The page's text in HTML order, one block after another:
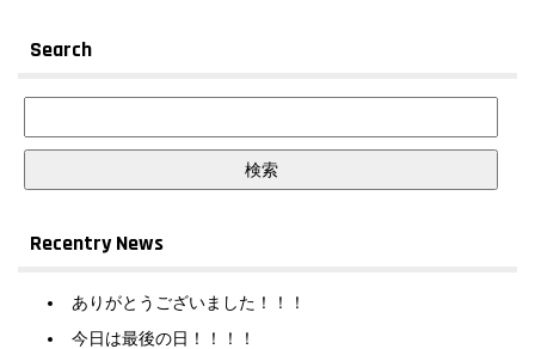
Search
Recentry News
ありがとうございました！！！
今日は最後の日！！！！